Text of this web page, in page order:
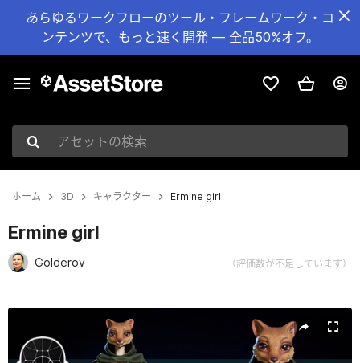
あらゆるワークフローのツール・フレームワーク・コ
ンテンツで、もっと速く開発 — 全品50%オフ。
アセットの検索
ホーム 3D キャラクター Ermine girl
Ermine girl
Golderov （評価数が不足しています）
現在のスライド：1 / 12